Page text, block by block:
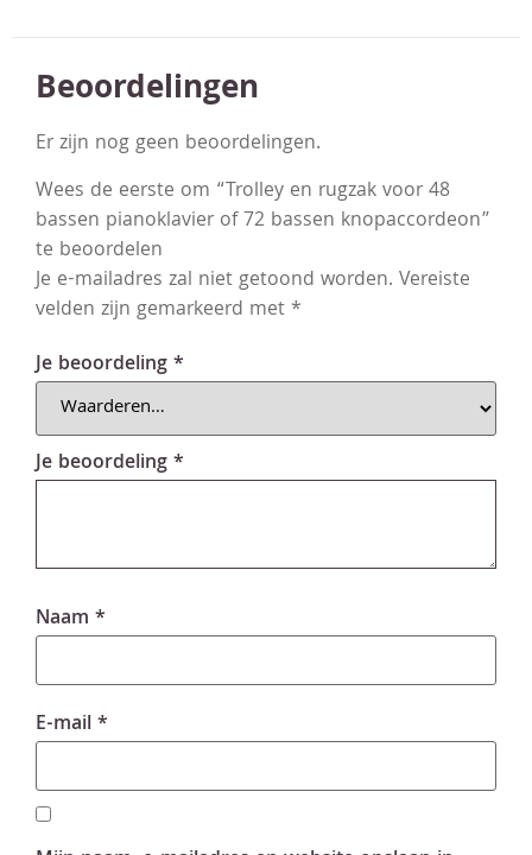
Beoordelingen
Er zijn nog geen beoordelingen.
Wees de eerste om “Trolley en rugzak voor 48
bassen pianoklavier of 72 bassen knopaccordeon”
te beoordelen
Je e-mailadres zal niet getoond worden. Vereiste
velden zijn gemarkeerd met*
Je beoordeling*
Je beoordeling*
Naam *
E-mail*